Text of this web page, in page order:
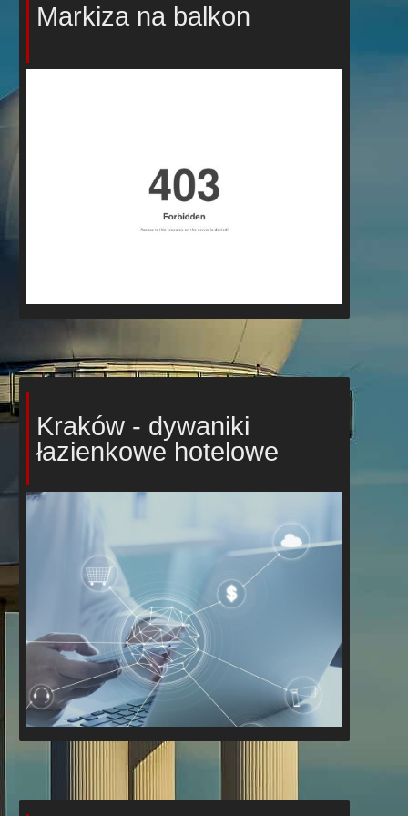
Markiza na balkon
Kraków - dywaniki
łazienkowe hotelowe